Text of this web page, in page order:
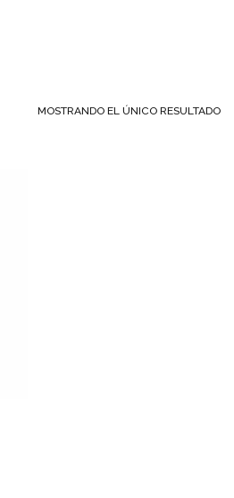
MOSTRANDO EL ÚNICO RESULTADO